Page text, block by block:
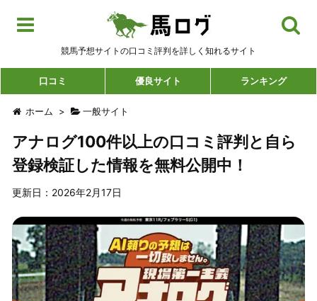
競馬予想サイトの口コミ評判を詳しく知れるサイト
口コミ 優良サイト ランキング
ホーム > 一般サイト
アナログ100件以上の口コミ評判と自ら
登録検証した情報を無料公開中！
更新日：2026年2月17日